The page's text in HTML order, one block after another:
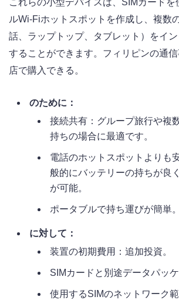
これらの小型デバイスは、SIMカードを
ルWi-Fiホットスポットを作成し、複数
話、ラップトップ、タブレット）をイ
することができます。フィリピンの通
店で購入できる。
のために：
接続共有：グループ旅行や複
持ちの場合に最適です。
電話のホットスポットよりも
般的にバッテリーの持ちが良
が可能。
ポータブルで持ち運びが簡単。
に対して：
装置の初期費用：追加投資。
SIMカードと別途データパッケ
使用するSIMのネットワーク範